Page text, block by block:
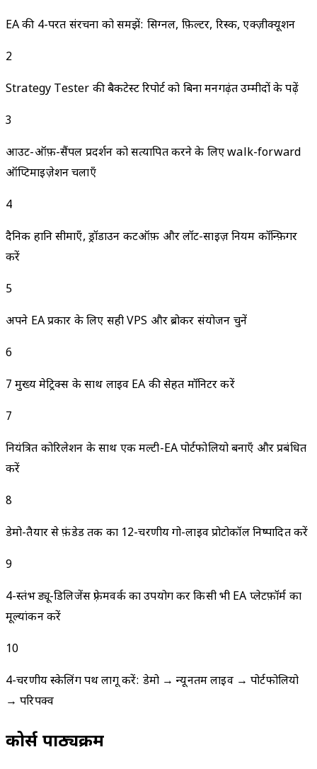
EA की 4-परत संरचना को समझें: सिग्नल, फ़िल्टर, रिस्क, एक्ज़ीक्यूशन
2
Strategy Tester की बैकटेस्ट रिपोर्ट को बिना मनगढ़ंत उम्मीदों के पढ़ें
3
आउट-ऑफ़-सैंपल प्रदर्शन को सत्यापित करने के लिए walk-forward
ऑप्टिमाइज़ेशन चलाएँ
4
दैनिक हानि सीमाएँ, ड्रॉडाउन कटऑफ़ और लॉट-साइज़ नियम कॉन्फ़िगर
करें
5
अपने EA प्रकार के लिए सही VPS और ब्रोकर संयोजन चुनें
6
7 मुख्य मेट्रिक्स के साथ लाइव EA की सेहत मॉनिटर करें
7
नियंत्रित कोरिलेशन के साथ एक मल्टी-EA पोर्टफोलियो बनाएँ और प्रबंधित
करें
8
डेमो-तैयार से फ़ंडेड तक का 12-चरणीय गो-लाइव प्रोटोकॉल निष्पादित करें
9
4-स्तंभ ड्यू-डिलिजेंस फ़्रेमवर्क का उपयोग कर किसी भी EA प्लेटफ़ॉर्म का
मूल्यांकन करें
10
4-चरणीय स्केलिंग पथ लागू करें: डेमो → न्यूनतम लाइव → पोर्टफोलियो
→ परिपक्व
कोर्स पाठ्यक्रम